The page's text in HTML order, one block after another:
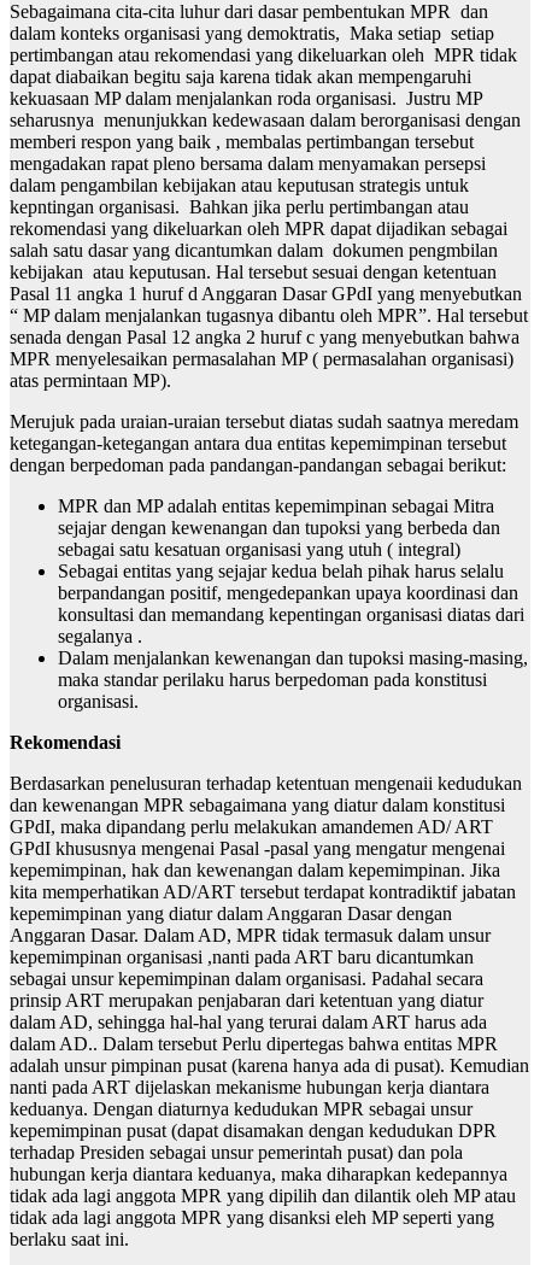
Sebagaimana cita-cita luhur dari dasar pembentukan MPR dan
dalam konteks organisasi yang demoktratis, Maka setiap setiap
pertimbangan atau rekomendasi yang dikeluarkan oleh MPR tidak
dapat diabaikan begitu saja karena tidak akan mempengaruhi
kekuasaan MP dalam menjalankan roda organisasi. Justru MP
seharusnya menunjukkan kedewasaan dalam berorganisasi dengan
memberi respon yang baik , membalas pertimbangan tersebut
mengadakan rapat pleno bersama dalam menyamakan persepsi
dalam pengambilan kebijakan atau keputusan strategis untuk
kepntingan organisasi. Bahkan jika perlu pertimbangan atau
rekomendasi yang dikeluarkan oleh MPR dapat dijadikan sebagai
salah satu dasar yang dicantumkan dalam dokumen pengmbilan
kebijakan atau keputusan. Hal tersebut sesuai dengan ketentuan
Pasal 11 angka 1 huruf d Anggaran Dasar GPdI yang menyebutkan
“ MP dalam menjalankan tugasnya dibantu oleh MPR”. Hal tersebut
senada dengan Pasal 12 angka 2 huruf c yang menyebutkan bahwa
MPR menyelesaikan permasalahan MP ( permasalahan organisasi)
atas permintaan MP).
Merujuk pada uraian-uraian tersebut diatas sudah saatnya meredam
ketegangan-ketegangan antara dua entitas kepemimpinan tersebut
dengan berpedoman pada pandangan-pandangan sebagai berikut:
MPR dan MP adalah entitas kepemimpinan sebagai Mitra
sejajar dengan kewenangan dan tupoksi yang berbeda dan
sebagai satu kesatuan organisasi yang utuh ( integral)
Sebagai entitas yang sejajar kedua belah pihak harus selalu
berpandangan positif, mengedepankan upaya koordinasi dan
konsultasi dan memandang kepentingan organisasi diatas dari
segalanya .
Dalam menjalankan kewenangan dan tupoksi masing-masing,
maka standar perilaku harus berpedoman pada konstitusi
organisasi.
Rekomendasi
Berdasarkan penelusuran terhadap ketentuan mengenaii kedudukan
dan kewenangan MPR sebagaimana yang diatur dalam konstitusi
GPdI, maka dipandang perlu melakukan amandemen AD/ ART
GPdI khususnya mengenai Pasal -pasal yang mengatur mengenai
kepemimpinan, hak dan kewenangan dalam kepemimpinan. Jika
kita memperhatikan AD/ART tersebut terdapat kontradiktif jabatan
kepemimpinan yang diatur dalam Anggaran Dasar dengan
Anggaran Dasar. Dalam AD, MPR tidak termasuk dalam unsur
kepemimpinan organisasi ,nanti pada ART baru dicantumkan
sebagai unsur kepemimpinan dalam organisasi. Padahal secara
prinsip ART merupakan penjabaran dari ketentuan yang diatur
dalam AD, sehingga hal-hal yang terurai dalam ART harus ada
dalam AD.. Dalam tersebut Perlu dipertegas bahwa entitas MPR
adalah unsur pimpinan pusat (karena hanya ada di pusat). Kemudian
nanti pada ART dijelaskan mekanisme hubungan kerja diantara
keduanya. Dengan diaturnya kedudukan MPR sebagai unsur
kepemimpinan pusat (dapat disamakan dengan kedudukan DPR
terhadap Presiden sebagai unsur pemerintah pusat) dan pola
hubungan kerja diantara keduanya, maka diharapkan kedepannya
tidak ada lagi anggota MPR yang dipilih dan dilantik oleh MP atau
tidak ada lagi anggota MPR yang disanksi eleh MP seperti yang
berlaku saat ini.